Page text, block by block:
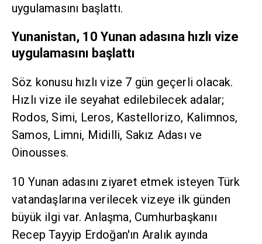
uygulamasını başlattı.
Yunanistan, 10 Yunan adasına hızlı vize
uygulamasını başlattı
Söz konusu hızlı vize 7 gün geçerli olacak.
Hızlı vize ile seyahat edilebilecek adalar;
Rodos, Simi, Leros, Kastellorizo, Kalimnos,
Samos, Limni, Midilli, Sakız Adası ve
Oinousses.
10 Yunan adasını ziyaret etmek isteyen Türk
vatandaşlarına verilecek vizeye ilk günden
büyük ilgi var. Anlaşma, Cumhurbaşkanıı
Recep Tayyip Erdoğan'ın Aralık ayında